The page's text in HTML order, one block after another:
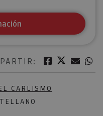
Facebook
Twitter
CARLISMO